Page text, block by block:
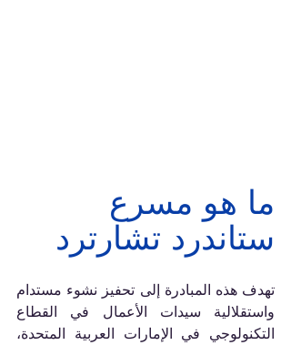
ما هو مسرع
ستاندرد تشارترد